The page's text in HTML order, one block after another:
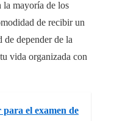
la mayoría de los
de recibir un
de depender de la
vida organizada con
el examen de